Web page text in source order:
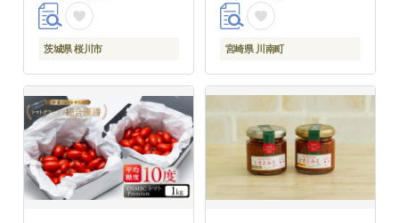
街ック天国 アド街 グッ
ドモーニング 黄金のワ
ンスプーン 王様のブラ
茨城県 桜川市 宮崎県 川南町